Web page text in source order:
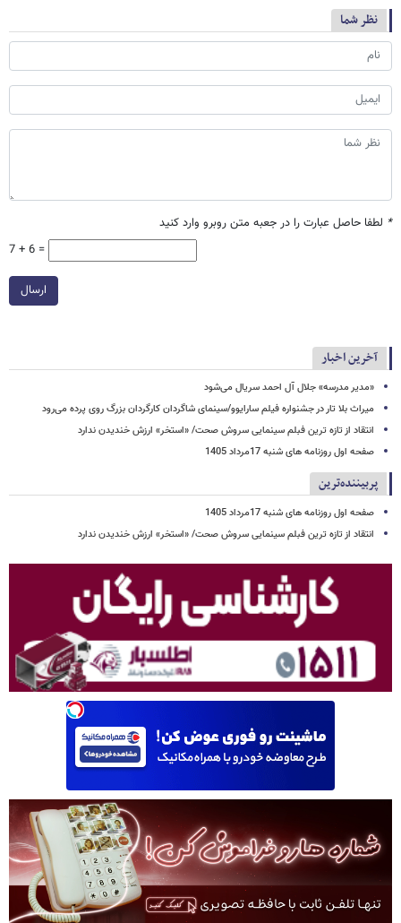
نظر شما
* لطفا حاصل عبارت را در جعبه متن روبرو وارد کنید
7 + 6 =
ارسال
آخرین اخبار
«مدیر مدرسه» جلال آل احمد سریال می‌شود
میراث بلا تار در جشنواره فیلم سارایوو/سینمای شاگردان کارگردان بزرگ روی پرده می‌رود
انتقاد از تازه ترین فبلم سینمایی سروش صحت/ «استخر» ارزش خندیدن ندارد
صفحه اول روزنامه های شنبه 17مرداد 1405
پربیننده‌ترین
صفحه اول روزنامه های شنبه 17مرداد 1405
انتقاد از تازه ترین فبلم سینمایی سروش صحت/ «استخر» ارزش خندیدن ندارد